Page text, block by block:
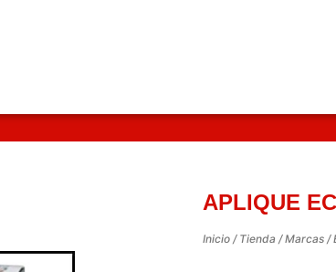
APLIQUE
Inicio / Tienda /Marcas /